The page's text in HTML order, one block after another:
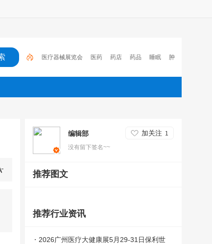
医疗器械展览会 医药 药店 药品 睡眠 肿
瘤 医保 电子处方流转平台 2023 心脑血管疾
病
编辑部 加关注 1
没有留下签名~~
推荐图文
推荐行业资讯
2026广州医疗大健康展5月29-31日保利世